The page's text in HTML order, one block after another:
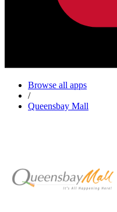
Browse all apps
/
Queensbay Mall